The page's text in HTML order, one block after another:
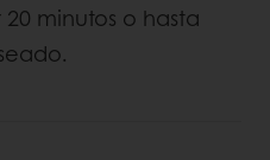
minutos o hasta